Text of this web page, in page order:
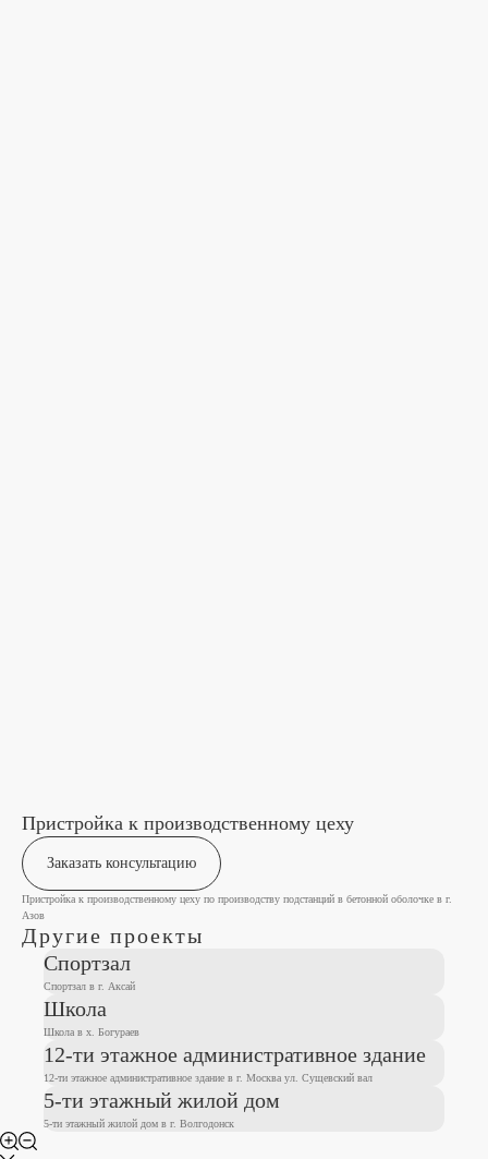
Пристройка к производственному цеху
Заказать консультацию
Пристройка к производственному цеху по производству подстанций в бетонной оболочке в г.
Азов
Другие проекты
Спортзал
Спортзал в г. Аксай
Школа
Школа в х. Богураев
12-ти этажное административное здание
12-ти этажное административное здание в г. Москва ул. Сущевский вал
5-ти этажный жилой дом
5-ти этажный жилой дом в г. Волгодонск